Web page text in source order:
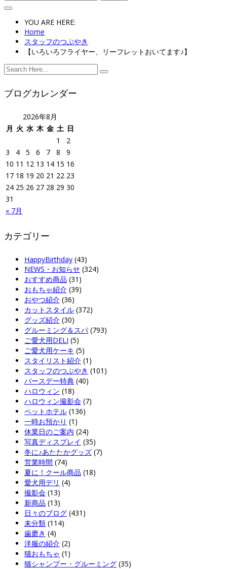
YOU ARE HERE:
Home
スタッフのつぶやき
【いろいろフライヤー、リーフレットおいてます♪】
ブログカレンダー
2026年8月
月 火 水 木 金 土 日
« 7月
1
2
3
4 5 6 7 8
9
10 11 12 13 14 15 16
17 18 19 20 21 22 23
24 25 26 27 28 29 30
31
カテゴリー
HappyBirthday (43)
NEWS・お知らせ (324)
おすすめ商品 (31)
おもちゃ紹介 (39)
おやつ紹介 (36)
カットスタイル (372)
グッズ紹介 (30)
グルーミング＆スパ (793)
ご愛犬用DELI (5)
ご愛犬用ケーキ (5)
スタイリスト紹介 (1)
スタッフのつぶやき (101)
バースデー特典 (40)
ハロウィン (18)
ハロウィン撮影会 (7)
ペットホテル (136)
一時お預かり (1)
休業日のご案内 (24)
写真ディスプレイ (35)
冬に♪あたたかグッズ (7)
営業時間 (74)
夏に！クール商品 (18)
愛犬用デリ (4)
撮影会 (13)
新商品 (13)
日々のブログ (431)
未分類 (114)
歯磨き (4)
洋服の紹介 (2)
猫おもちゃ (1)
猫シャンプー・グルーミング (35)